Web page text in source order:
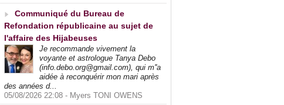
Communiqué du Bureau de
Refondation républicaine au sujet de
l'affaire des Hijabeuses
Je recommande vivement la
voyante et astrologue Tanya Debo
(info.debo.org@gmail.com), qui m''a
aidée à reconquérir mon mari après
des années d...
05/08/2026 22:08 - Myers TONI OWENS